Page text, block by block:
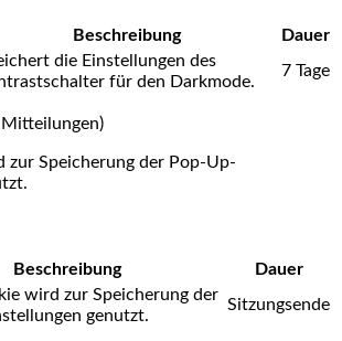
Beschreibung
Dauer
die Einstellungen des
für den Darkmode.
7 Tage
zur Speicherung der Pop-Up-
Beschreibung
Dauer
wird zur Speicherung der
genutzt.
Sitzungsende